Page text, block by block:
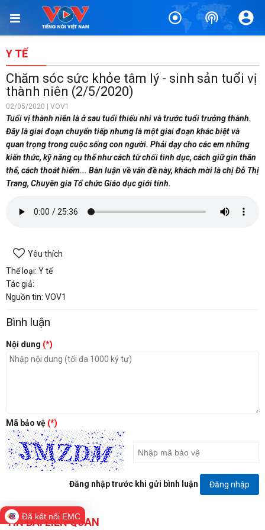
Y TẾ
Chăm sóc sức khỏe tâm lý - sinh sản tuổi vị
thành niên (2/5/2020)
02/05/2020 | VOV1
Tuổi vị thành niên là ở sau tuổi thiếu nhi và trước tuổi trưởng thành.
Đây là giai đoạn chuyển tiếp nhưng là một giai đoạn khác biệt và
quan trọng trong cuộc sống con người. Phải dạy cho các em những
kiến thức, kỹ năng cụ thể như cách từ chối tình dục, cách giữ gìn thân
thể, cách thoát hiểm... Bàn luận về vấn đề này, khách mời là chị Đỗ Thị
Trang, Chuyên gia Tổ chức Giáo dục giới tính.
Yêu thích
Thể loại: Y tế
Tác giả:
Nguồn tin: VOV1
Bình luận
Nội dung (*)
Mã bảo vệ (*)
Đăng nhập trước khi gửi bình luận Đăng nhập
TIN BÀI LIÊN QUAN
Đã kết nối EMC